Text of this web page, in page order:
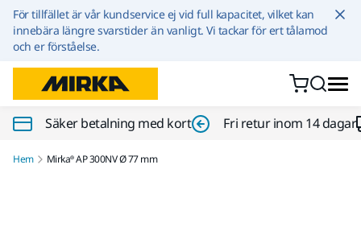
Hoppa till innehållet
För tillfället är vår kundservice ej vid full kapacitet, vilket kan
innebära längre svarstider än vanligt. Vi tackar för ert tålamod
och er förståelse.
Säker betalning med kort Fri retur inom 14 dagar
Hem Mirka® AP 300NV Ø 77 mm